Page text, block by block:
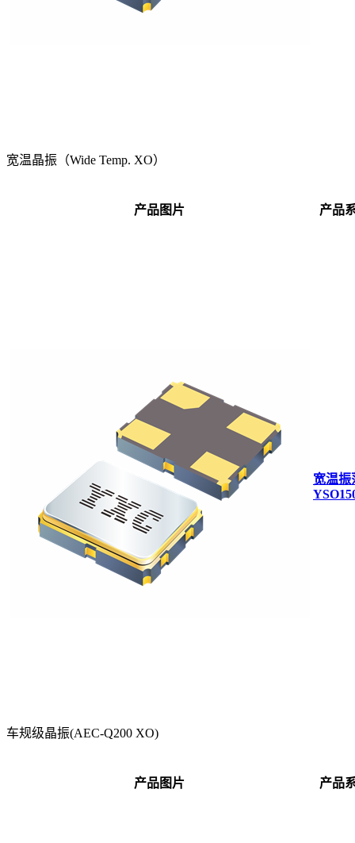
宽温晶振（Wide Temp. XO）
产品图片 产品
宽温振
车规级晶振(AEC-Q200 XO)
产品图片 产品